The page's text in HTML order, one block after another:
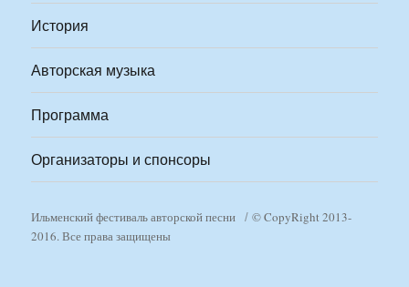
История
Авторская музыка
Программа
Организаторы и спонсоры
Ильменский фестиваль авторской песни
© CopyRight 2013-
2016. Все права защищены